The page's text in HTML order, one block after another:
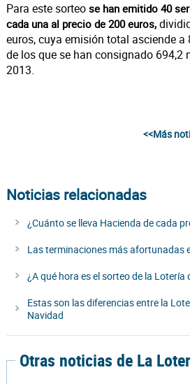
Para este sorteo se han emitido 40
cada una al precio de 200 euros,
euros, cuya emisión total asciende a
de los que se han consignado 694,2
2013.
<<Más
Noticias relacionadas
¿Cuánto se lleva Hacienda de cada
Las terminaciones más afortunadas
¿A qué hora es el sorteo de la Lotería
Estas son las diferencias entre la
Navidad
Otras noticias de La